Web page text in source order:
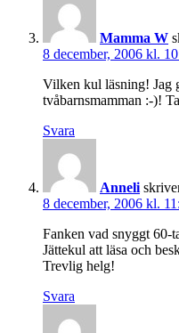
Mamma W
8 december, 2006 kl.
Vilken kul läsning! Jag
tvåbarnsmamman :-)!
Svara
Anneli
8 december, 2006 kl.
Fanken vad snyggt
Jättekul att läsa och
Trevlig helg!
Svara